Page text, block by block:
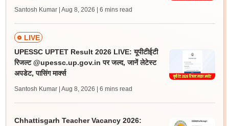
Santosh Kumar | Aug 8, 2026 | 6 mins read
LIVE
UPESSC UPTET Result 2026 LIVE: यूपीटीईटी
रिजल्ट @upessc.up.gov.in पर जल्द, जानें लेटेस्ट
अपडेट, पासिंग मार्क्स
Santosh Kumar | Aug 8, 2026 | 6 mins read
Chhattisgarh Teacher Vacancy 2026: